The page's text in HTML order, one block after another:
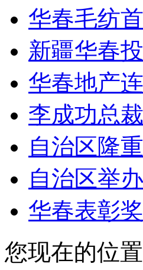
华春毛纺
新疆华春
华春地产
李成功总
自治区隆
自治区举
华春表彰
您现在的位置